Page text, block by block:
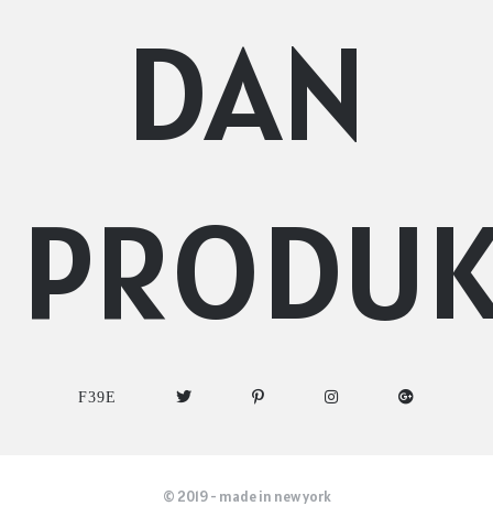
DAN
© 2019 - made in new york